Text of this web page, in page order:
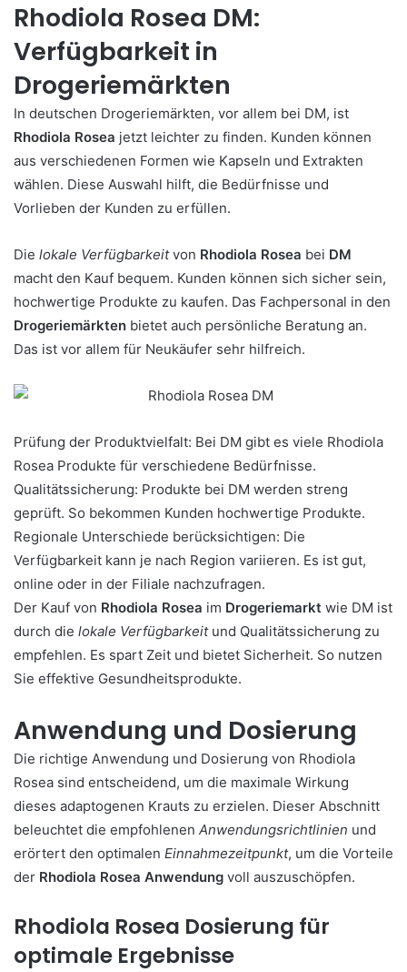
Rhodiola Rosea DM:
Verfügbarkeit in
Drogeriemärkten
In deutschen Drogeriemärkten, vor allem bei DM, ist
Rhodiola Rosea jetzt leichter zu finden. Kunden können
aus verschiedenen Formen wie Kapseln und Extrakten
wählen. Diese Auswahl hilft, die Bedürfnisse und
Vorlieben der Kunden zu erfüllen.
Die lokale Verfügbarkeitvon Rhodiola Rosea bei DM
macht den Kauf bequem. Kunden können sich sicher sein,
hochwertige Produkte zu kaufen. Das Fachpersonal in den
Drogeriemärkten bietet auch persönliche Beratung an.
Das ist vor allem für Neukäufer sehr hilfreich.
Prüfung der Produktvielfalt: Bei DM gibt es viele Rhodiola
Rosea Produkte für verschiedene Bedürfnisse.
Qualitätssicherung: Produkte bei DM werden streng
geprüft. So bekommen Kunden hochwertige Produkte.
Regionale Unterschiede berücksichtigen: Die
Verfügbarkeit kann je nach Region variieren. Es ist gut,
online oder in der Filiale nachzufragen.
Der Kauf von Rhodiola Rosea im Drogeriemarkt wie DM ist
durch die lokale Verfügbarkeitund Qualitätssicherung zu
empfehlen. Es spart Zeit und bietet Sicherheit. So nutzen
Sie effektive Gesundheitsprodukte.
Anwendung und Dosierung
Die richtige Anwendung und Dosierung von Rhodiola
Rosea sind entscheidend, um die maximale Wirkung
dieses adaptogenen Krauts zu erzielen. Dieser Abschnitt
beleuchtet die empfohlenen Anwendungsrichtlinien und
erörtert den optimalen Einnahmezeitpunkt, um die Vorteile
der Rhodiola Rosea Anwendung voll auszuschöpfen.
Rhodiola Rosea Dosierung für
optimale Ergebnisse